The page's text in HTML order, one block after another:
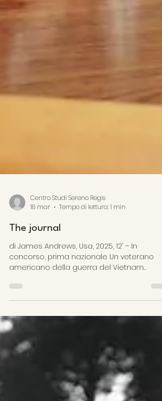
Centro Studi Sereno Regis
18 mar
The journal
di James Andrews, Usa, 2025, 12’ – In
concorso, prima nazionale Un veterano
un combattente nemico, 50 anni dopo. Il
film vede protagonisti Elyse Dinh, rifugiata
guerra, e Brian Delate, veterano di guerra.
#riconciliazione #guerra #perdono
un regista freelance con sede a Seattle,
nello Stato di Washington. “The Journal” è il
suo primo cortomet